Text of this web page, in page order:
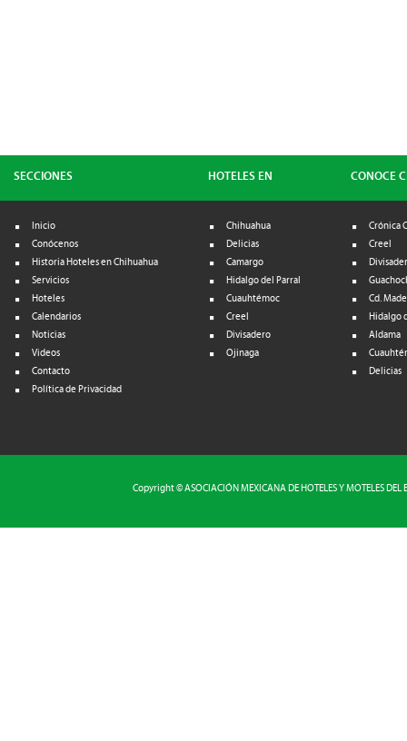
SECCIONES
Inicio
Conócenos
Historia Hoteles en Chihuahua
Servicios
Hoteles
Calendarios
Noticias
Videos
Contacto
Política de Privacidad
HOTELES EN
Chihuahua
Delicias
Camargo
Hidalgo del Parral
Cuauhtémoc
Creel
Divisadero
Ojinaga
CONOCE
Crónica
Creel
Cd.
Hidalgo
Aldama
Delicias
Copyright © ASOCIACIÓN MEXICANA DE HOTELES Y MOTELES